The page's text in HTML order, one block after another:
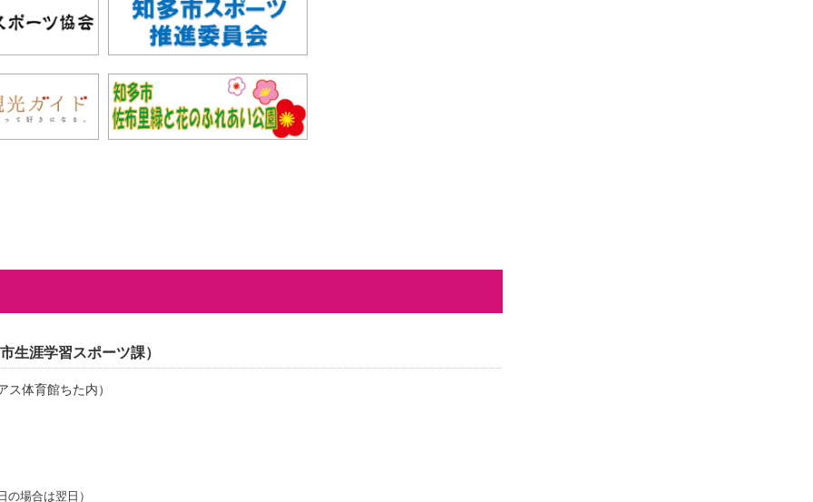
生涯学習スポーツ課）
体育館ちた内）
の場合は翌日）